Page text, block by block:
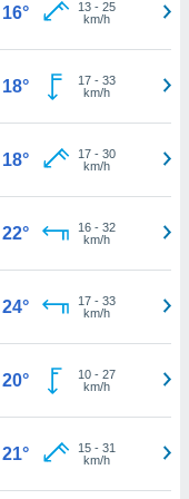
16° 13- 25
km/h
18° 17- 33
km/h
18° 17- 30
km/h
22° 16- 32
km/h
24° 17- 33
km/h
20° 10- 27
km/h
21° 15- 31
km/h